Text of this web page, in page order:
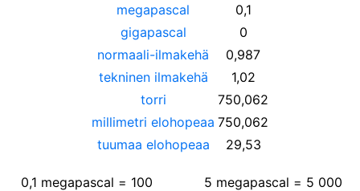
megapascal
0,1
gigapascal
0
normaali-ilmakehä
0,987
tekninen ilmakehä
1,02
torri
750,062
millimetri elohopeaa 750,062
tuumaa elohopeaa
29,53
0,1 megapascal = 100
5 megapascal = 5 000